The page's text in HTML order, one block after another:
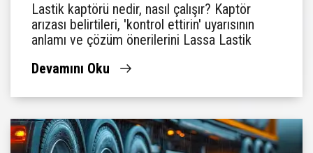
Lastik kaptörü nedir, nasıl çalışır? Kaptör
arızası belirtileri, 'kontrol ettirin' uyarısının
anlamı ve çözüm önerilerini Lassa Lastik
Devamını Oku